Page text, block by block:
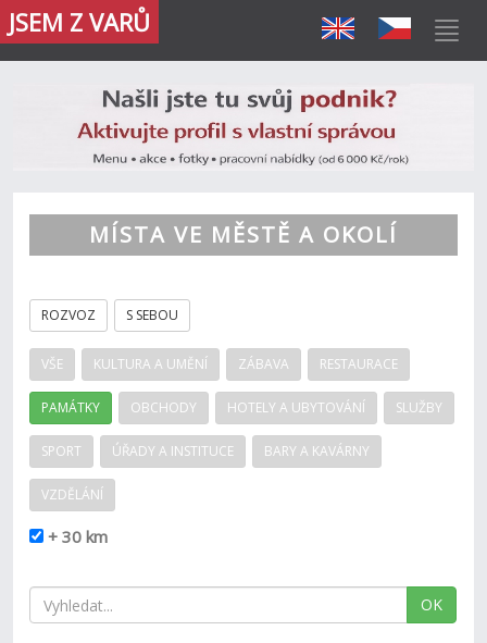
JSEM Z VARŮ
MÍSTA VE MĚSTĚ A OKOLÍ
ROZVOZ S SEBOU
VŠE KULTURA A UMĚNÍ ZÁBAVA RESTAURACE
PAMÁTKY OBCHODY HOTELY A UBYTOVÁNÍ SLUŽBY
SPORT ÚŘADY A INSTITUCE BARY A KAVÁRNY
VZDĚLÁNÍ
+ 30 km
OK